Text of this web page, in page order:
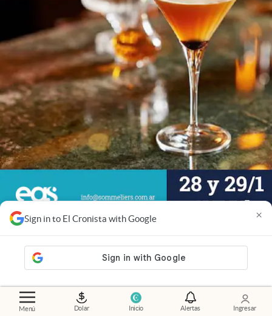
Menú Dolar Inicio Alertas Ingresar
Sign in to El Cronista with Google ×
Taller de Coctelería de Verano
* Dos encuentros para aprender nociones básicas